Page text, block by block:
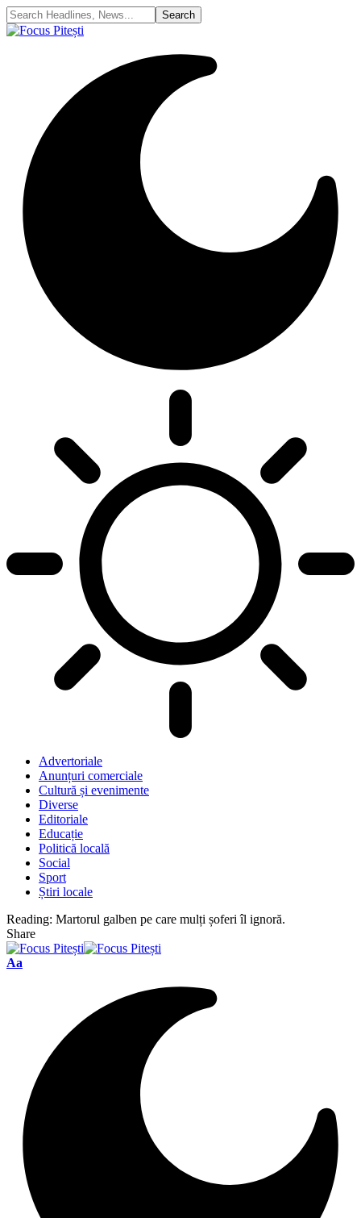
Advertoriale
Anunțuri comerciale
Cultură și evenimente
Diverse
Editoriale
Educație
Politică locală
Social
Sport
Știri locale
Reading: Martorul galben pe care mulți șoferi îl ignoră.
Share
Font
Aa